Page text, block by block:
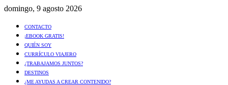
domingo, 9 agosto 2026
CONTACTO
¡EBOOK GRATIS!
QUIÉN SOY
CURRÍCULO VIAJERO
¿TRABAJAMOS JUNTOS?
DESTINOS
¿ME AYUDAS A CREAR CONTENIDO?